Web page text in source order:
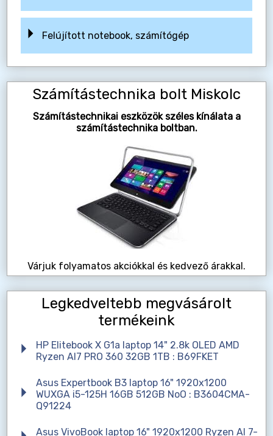
Felújított notebook, számítógép
Számítástechnika bolt Miskolc
Számítástechnikai eszközök széles kínálata a
számítástechnika boltban.
Várjuk folyamatos akciókkal és kedvező árakkal.
Legkedveltebb megvásárolt
termékeink
HP Elitebook X G1a laptop 14" 2.8k OLED AMD
Ryzen AI7 PRO 360 32GB 1TB : B69FKET
Asus Expertbook B3 laptop 16" 1920x1200
WUXGA i5-125H 16GB 512GB NoO : B3604CMA-
Q91224
Asus VivoBook laptop 16" 1920x1200 Ryzen AI 7-